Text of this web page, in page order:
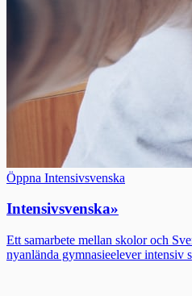
Öppna Intensivsvenska
Intensivsvenska»
Ett samarbete mellan skolor och
nyanlända gymnasieelever intensiv